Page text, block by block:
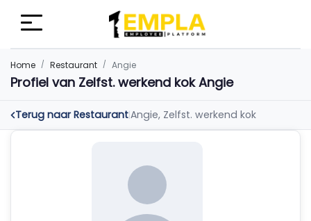
Home Restaurant Angie
Profiel van Zelfst. werkend kok Angie
Terug naar Restaurant|Angie, Zelfst. werkend kok